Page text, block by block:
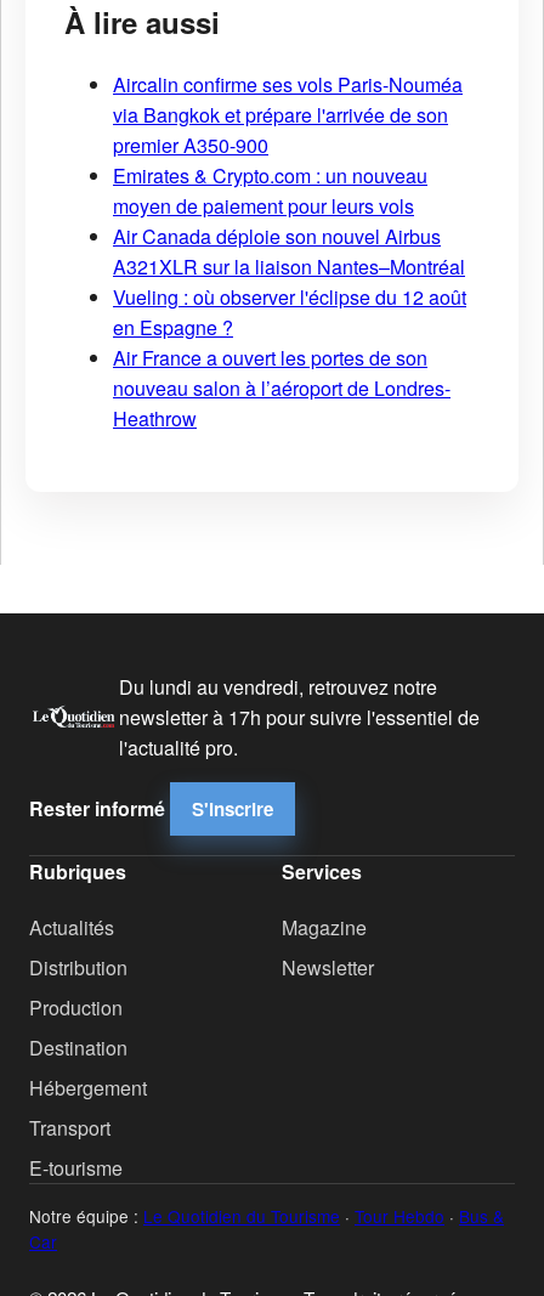
À lire aussi
Aircalin confirme ses vols Paris-Nouméa
via Bangkok et prépare l'arrivée de son
premier A350-900
Emirates & Crypto.com : un nouveau
moyen de paiement pour leurs vols
Air Canada déploie son nouvel Airbus
A321XLR sur la liaison Nantes–Montréal
Vueling : où observer l'éclipse du 12 août
en Espagne ?
Air France a ouvert les portes de son
nouveau salon à l’aéroport de Londres-
Heathrow
Du lundi au vendredi, retrouvez notre
newsletter à 17h pour suivre l'essentiel de
l'actualité pro.
Rester informé S'inscrire
Rubriques
Actualités
Distribution
Production
Destination
Hébergement
Transport
E-tourisme
Services
Magazine
Newsletter
Notre équipe : Le Quotidien du Tourisme · Tour Hebdo · Bus &
Car